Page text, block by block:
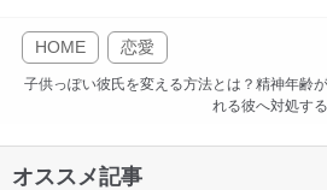
HOME 恋愛
子供っぽい彼氏を変える方法とは？精神年齢
れる彼へ対処する
オススメ記事